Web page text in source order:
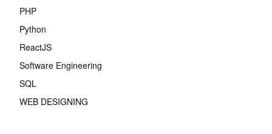
PHP
Python
ReactJS
Software Engineering
SQL
WEB DESIGNING